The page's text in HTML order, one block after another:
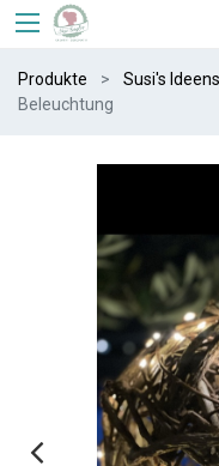
Produkte Susi's
Beleuchtung